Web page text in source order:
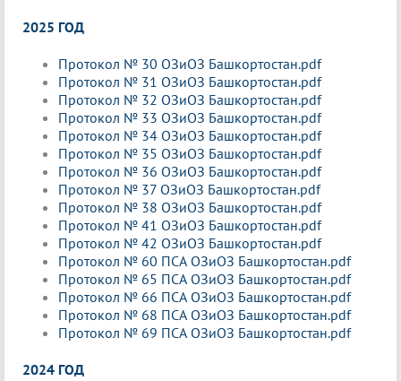
2025 ГОД
Протокол № 30 ОЗиОЗ Башкортостан.pdf
Протокол № 31 ОЗиОЗ Башкортостан.pdf
Протокол № 32 ОЗиОЗ Башкортостан.pdf
Протокол № 33 ОЗиОЗ Башкортостан.pdf
Протокол № 34 ОЗиОЗ Башкортостан.pdf
Протокол № 35 ОЗиОЗ Башкортостан.pdf
Протокол № 36 ОЗиОЗ Башкортостан.pdf
Протокол № 37 ОЗиОЗ Башкортостан.pdf
Протокол № 38 ОЗиОЗ Башкортостан.pdf
Протокол № 41 ОЗиОЗ Башкортостан.pdf
Протокол № 42 ОЗиОЗ Башкортостан.pdf
Протокол № 60 ПСА ОЗиОЗ Башкортостан.pdf
Протокол № 65 ПСА ОЗиОЗ Башкортостан.pdf
Протокол № 66 ПСА ОЗиОЗ Башкортостан.pdf
Протокол № 68 ПСА ОЗиОЗ Башкортостан.pdf
Протокол № 69 ПСА ОЗиОЗ Башкортостан.pdf
2024 ГОД